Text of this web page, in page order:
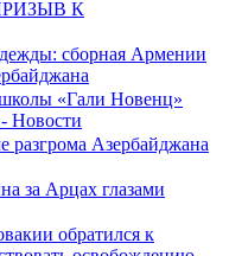
К
сборная Армении
«Гали Новенц»
Новости
Азербайджана
за Арцах глазами
обратился к